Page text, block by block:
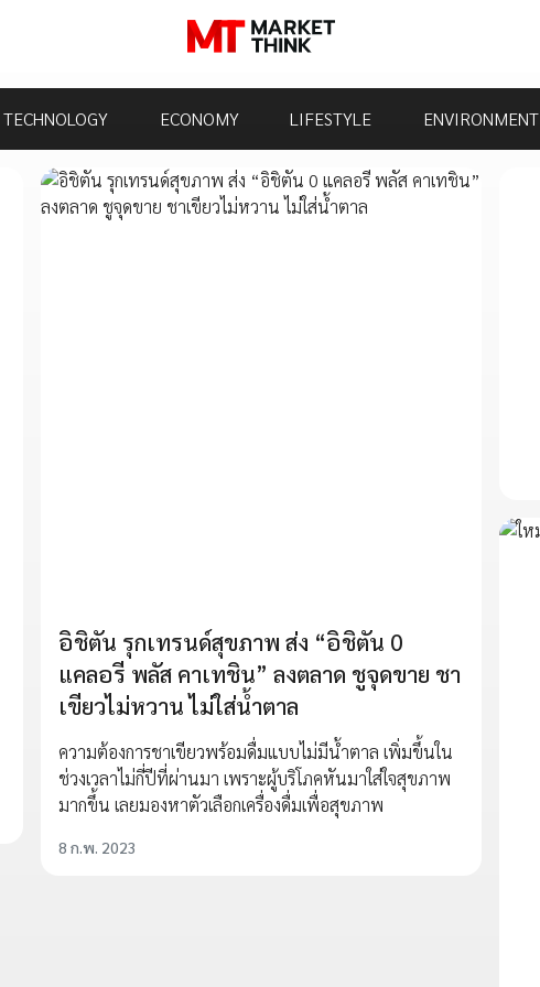
TECHNOLOGY ECONOMY LIFESTYLE ENVIRONMENT
อิชิตัน รุกเทรนด์สุขภาพ ส่ง “อิชิตัน 0
แคลอรี พลัส คาเทชิน” ลงตลาด ชูจุดขาย ชา
เขียวไม่หวาน ไม่ใส่น้ำตาล
ความต้องการชาเขียวพร้อมดื่มแบบไม่มีน้ำตาล เพิ่มขึ้นใน
ช่วงเวลาไม่กี่ปีที่ผ่านมา เพราะผู้บริโภคหันมาใส่ใจสุขภาพ
มากขึ้น เลยมองหาตัวเลือกเครื่องดื่มเพื่อสุขภาพ
8 ก.พ. 2023